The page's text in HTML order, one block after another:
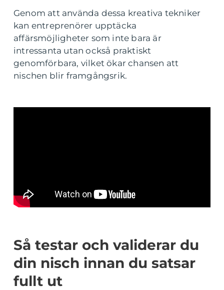
Genom att använda dessa kreativa tekniker
kan entreprenörer upptäcka
affärsmöjligheter som inte bara är
intressanta utan också praktiskt
genomförbara, vilket ökar chansen att
nischen blir framgångsrik.
Så testar och validerar du
din nisch innan du satsar
fullt ut